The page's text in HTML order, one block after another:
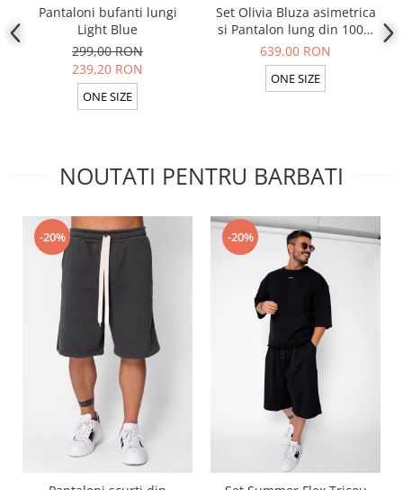
Pantaloni bufanti lungi
Light Blue
299,00 RON
239,20 RON
ONE SIZE
Set Olivia Bluza asimetrica
si Pantalon lung din 100%
in Light Olive
639,00 RON
ONE SIZE
NOUTATI PENTRU BARBATI
-20% -20%